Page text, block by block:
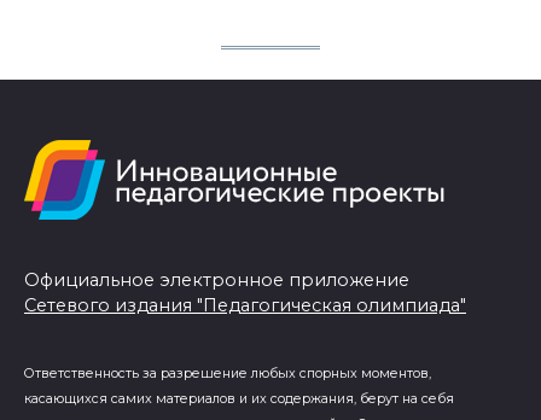
Официальное электронное приложение
Сетевого издания "Педагогическая олимпиада"
Ответственность за разрешение любых спорных моментов,
касающихся самих материалов и их содержания, берут на себя